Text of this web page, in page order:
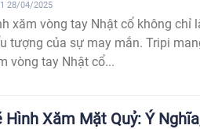
xăm vòng tay Nhật cổ không chỉ
tượng của sự may mắn. Tripi
vòng tay Nhật cổ...
28/04/2025
Hình Xăm Mặt Quỷ: Ý